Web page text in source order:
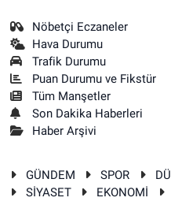
Nöbetçi Eczaneler
Hava Durumu
Trafik Durumu
Puan Durumu ve Fikstür
Tüm Manşetler
Son Dakika Haberleri
Haber Arşivi
GÜNDEM SPOR
SİYASET
EKONOMİ